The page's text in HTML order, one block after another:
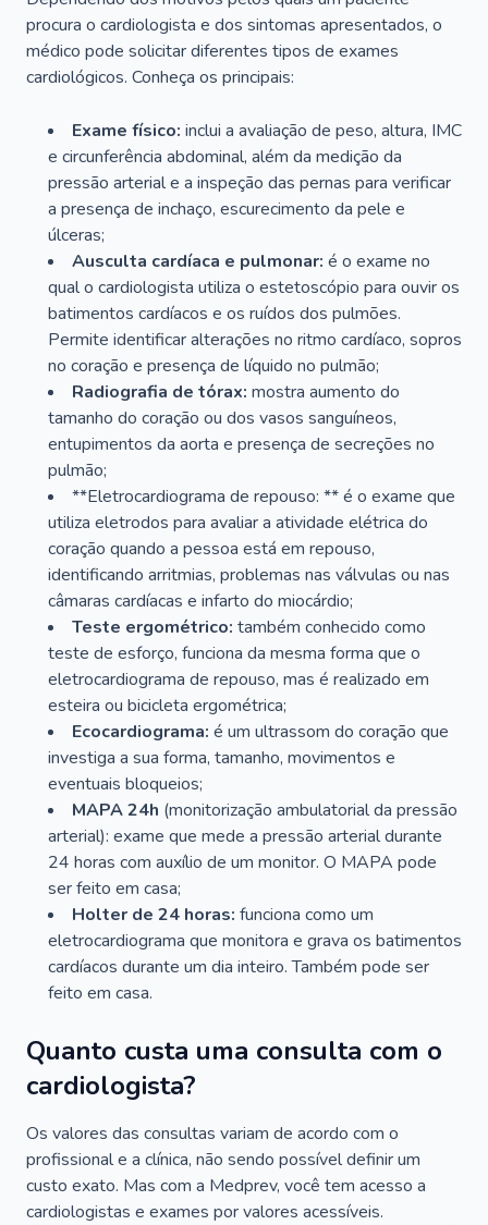
procura o cardiologista e dos sintomas apresentados, o
médico pode solicitar diferentes tipos de exames
cardiológicos. Conheça os principais:
Exame físico: inclui a avaliação de peso, altura, IMC
e circunferência abdominal, além da medição da
pressão arterial e a inspeção das pernas para verificar
a presença de inchaço, escurecimento da pele e
úlceras;
Ausculta cardíaca e pulmonar: é o exame no
qual o cardiologista utiliza o estetoscópio para ouvir os
batimentos cardíacos e os ruídos dos pulmões.
Permite identificar alterações no ritmo cardíaco, sopros
no coração e presença de líquido no pulmão;
Radiografia de tórax: mostra aumento do
tamanho do coração ou dos vasos sanguíneos,
entupimentos da aorta e presença de secreções no
pulmão;
**Eletrocardiograma de repouso: ** é o exame que
utiliza eletrodos para avaliar a atividade elétrica do
coração quando a pessoa está em repouso,
identificando arritmias, problemas nas válvulas ou nas
câmaras cardíacas e infarto do miocárdio;
Teste ergométrico: também conhecido como
teste de esforço, funciona da mesma forma que o
eletrocardiograma de repouso, mas é realizado em
esteira ou bicicleta ergométrica;
Ecocardiograma: é um ultrassom do coração que
investiga a sua forma, tamanho, movimentos e
eventuais bloqueios;
MAPA 24h (monitorização ambulatorial da pressão
arterial): exame que mede a pressão arterial durante
24 horas com auxílio de um monitor. O MAPA pode
ser feito em casa;
Holter de 24 horas: funciona como um
eletrocardiograma que monitora e grava os batimentos
cardíacos durante um dia inteiro. Também pode ser
feito em casa.
Quanto custa uma consulta com o
cardiologista?
Os valores das consultas variam de acordo com o
profissional e a clínica, não sendo possível definir um
custo exato. Mas com a Medprev, você tem acesso a
cardiologistas e exames por valores acessíveis.